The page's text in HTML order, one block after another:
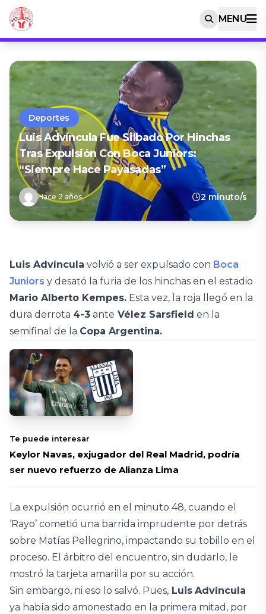
MENU
Deportes
Luis Advíncula Fue Silbado Por Hinchas
Tras Expulsión Con Boca Juniors:
“Siempre Hace Payasadas”
Hace 2 años 2 minuto/s
Luis Advíncula volvió a ser expulsado con Boca
Juniors y desató la furia de los hinchas en el estadio
Mario Alberto Kempes. Esta vez, la roja llegó en la
dura derrota 4-3 ante Vélez Sarsfield en la
semifinal de la Copa Argentina.
Te puede interesar
Keylor Navas, exjugador del Real Madrid, podría
ser nuevo refuerzo de Alianza Lima
La expulsión ocurrió en el minuto 48, cuando el
‘Rayo’ cometió una barrida imprudente por detrás
sobre Matías Pellegrino, impactando su tobillo en el
proceso. El árbitro del encuentro, sin dudarlo, le
mostró la tarjeta amarilla por su acción.
Sin embargo, ni eso lo salvó. Pues, Luis Advíncula
ya había sido amonestado en la primera mitad, por